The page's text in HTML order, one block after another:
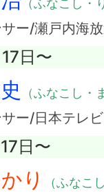
（ふなこし・
サー/瀬戸内海
日〜
（ふなこし・
サー/日本テレ
日〜
り （ふなこ